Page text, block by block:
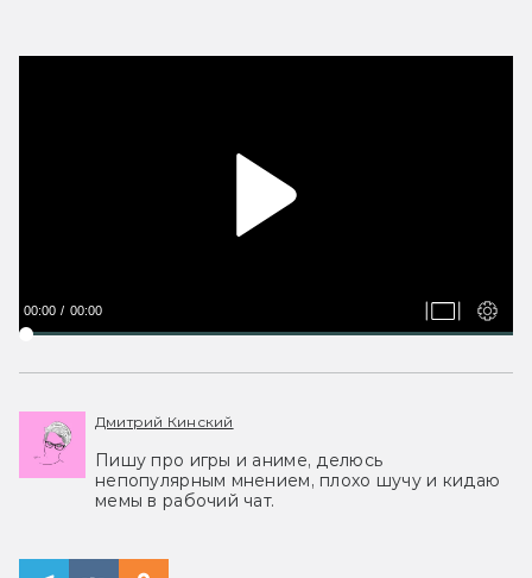
00:00 00:00
Дмитрий Кинский
Пишу про игры и аниме, делюсь
непопулярным мнением, плохо шучу и кидаю
мемы в рабочий чат.